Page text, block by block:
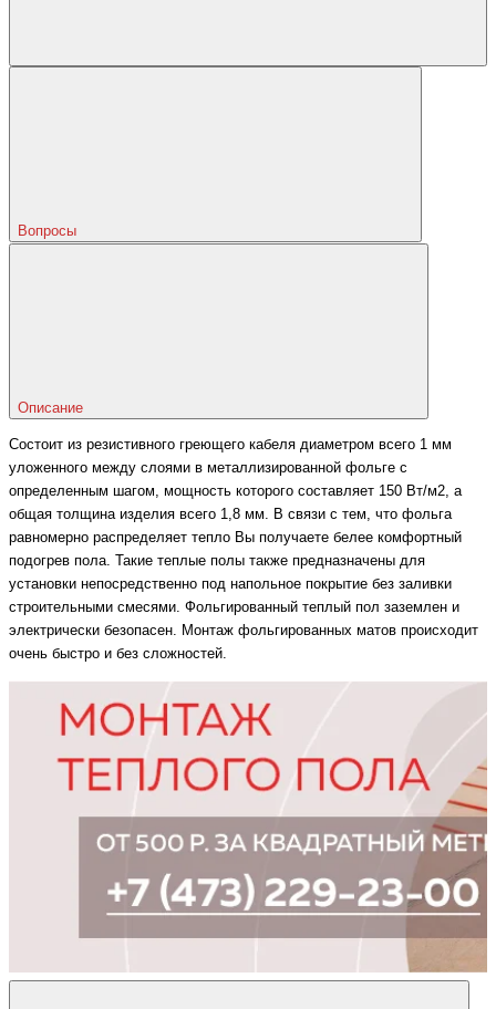
Вопросы
Описание
Состоит из резистивного греющего кабеля диаметром всего 1 мм
уложенного между слоями в металлизированной фольге с
определенным шагом, мощность которого составляет 150 Вт/м2, а
общая толщина изделия всего 1,8 мм. В связи с тем, что фольга
равномерно распределяет тепло Вы получаете белее комфортный
подогрев пола. Такие теплые полы также предназначены для
установки непосредственно под напольное покрытие без заливки
строительными смесями. Фольгированный теплый пол заземлен и
электрически безопасен. Монтаж фольгированных матов происходит
очень быстро и без сложностей.